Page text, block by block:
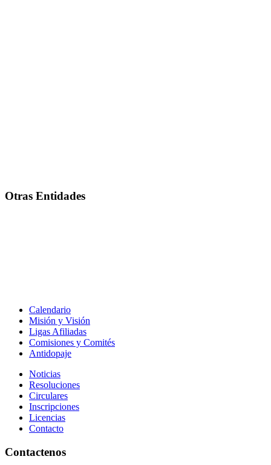
Otras Entidades
Calendario
Misión y Visión
Ligas Afiliadas
Comisiones y Comités
Antidopaje
Noticias
Resoluciones
Circulares
Inscripciones
Licencias
Contacto
Contactenos